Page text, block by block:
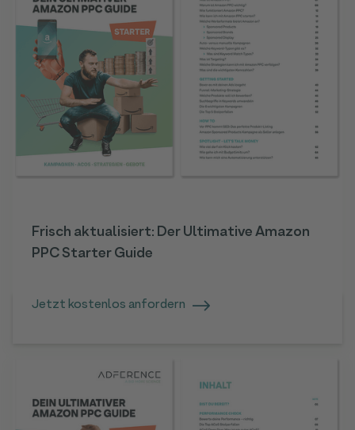
Frisch aktualisiert: Der Ultimative Amazon
PPC Starter Guide
Jetzt kostenlos anfordern